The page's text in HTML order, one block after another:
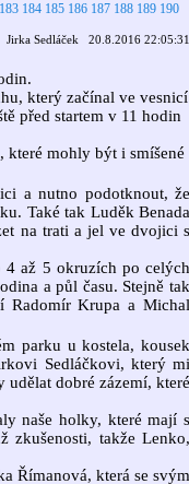
183 184 185 186 187 188 189 190
Jirka Sedláček 20.8.2016 22:05:31
který začínal ve vesnicí
před startem v 11 hodin
mohly být i smíšené
a nutno podotknout, že
Také tak Luděk Benada
na trati a jel ve dvojici s
až 5 okruzích po celých
a půl času. Stejně tak
Radomír Krupa a Michal
parku u kostela, kousek
Sedláčkovi, který mi
dobré zázemí, které
naše holky, které mají s
zkušenosti, takže Lenko,
Římanová, která se svým